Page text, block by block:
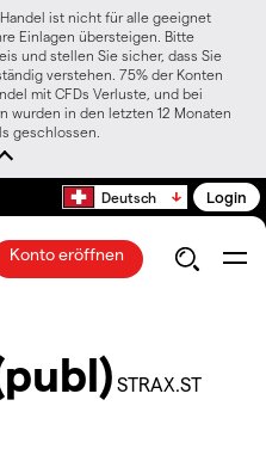
ist nicht für alle geeignet
Einlagen übersteigen. Bitte
und stellen Sie sicher, dass Sie
verstehen. 75% der Konten
mit CFDs Verluste, und bei
wurden in den letzten 12 Monaten
geschlossen.
Deutsch Login
Konto eröffnen
STRAX.ST